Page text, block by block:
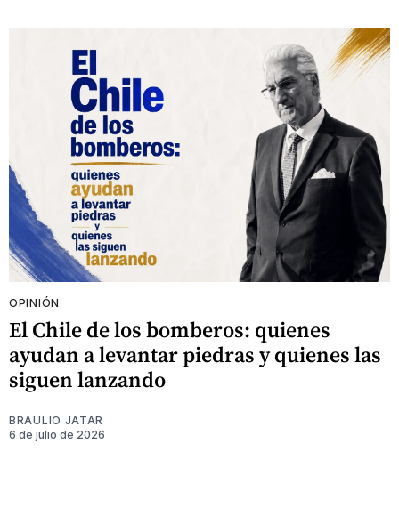
OPINIÓN
El Chile de los bomberos: quienes
ayudan a levantar piedras y quienes las
siguen lanzando
BRAULIO JATAR
6 de julio de 2026